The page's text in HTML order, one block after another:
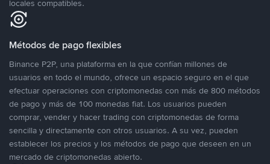
locales compatibles.
Métodos de pago flexibles
Binance P2P, una plataforma en la que confían millones de
usuarios en todo el mundo, ofrece un espacio seguro en el que
efectuar operaciones con criptomonedas con más de 800 métodos
de pago y más de 100 monedas fiat. Los usuarios pueden
comprar, vender y hacer trading con criptomonedas de forma
sencilla y directamente con otros usuarios. A su vez, pueden
establecer los precios y los métodos de pago que deseen en un
mercado de criptomonedas abierto.